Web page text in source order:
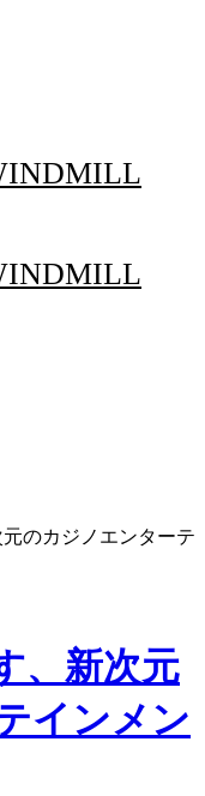
のカジノエンターテ
、新次元
インメン